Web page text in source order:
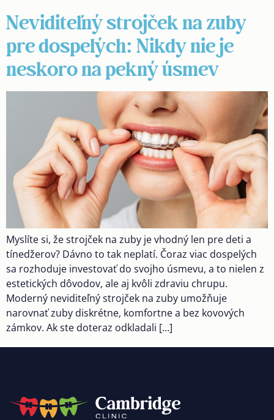
Neviditeľný strojček na zuby
pre dospelých: Nikdy nie je
neskoro na pekný úsmev
Myslíte si, že strojček na zuby je vhodný len pre deti a
tínedžerov? Dávno to tak neplatí. Čoraz viac dospelých
sa rozhoduje investovať do svojho úsmevu, a to nielen z
estetických dôvodov, ale aj kvôli zdraviu chrupu.
Moderný neviditeľný strojček na zuby umožňuje
narovnať zuby diskrétne, komfortne a bez kovových
zámkov. Ak ste doteraz odkladali […]